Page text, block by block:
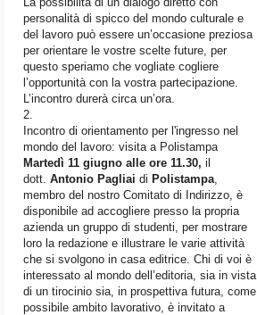
personalità di spicco del mondo culturale e
del lavoro può essere un’occasione preziosa
per orientare le vostre scelte future, per
questo speriamo che vogliate cogliere
l’opportunità con la vostra partecipazione.
L’incontro durerà circa un’ora.
2.
Incontro di orientamento per l'ingresso nel
mondo del lavoro: visita a Polistampa
Martedì 11 giugno alle ore 11.30, il
dott. Antonio Pagliai di Polistampa,
membro del nostro Comitato di Indirizzo, è
disponibile ad accogliere presso la propria
azienda un gruppo di studenti, per mostrare
loro la redazione e illustrare le varie attività
che si svolgono in casa editrice. Chi di voi è
interessato al mondo dell’editoria, sia in vista
di un tirocinio sia, in prospettiva futura, come
possibile ambito lavorativo, è invitato a